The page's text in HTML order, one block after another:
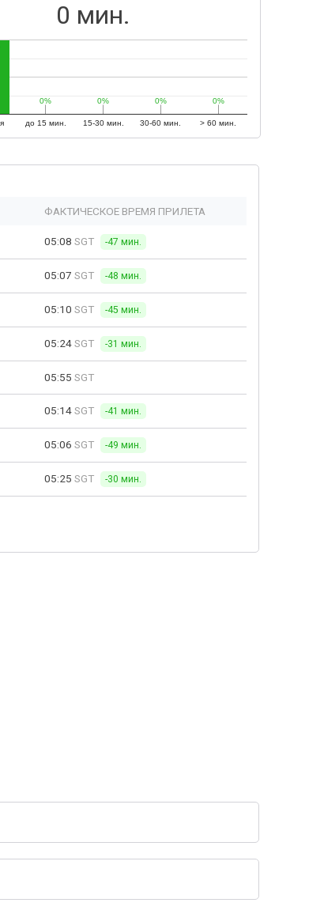
0 мин.
до 15 мин. 15-30 мин. 30-60 мин. > 60 мин.
0%
0% 0%
0% 0%
0% 0%
0%
ФАКТИЧЕСКОЕ ВРЕМЯ ПРИЛЕТА
05:08 SGT -47 мин.
05:07 SGT -48 мин.
05:10 SGT -45 мин.
05:24SGT -31 мин.
05:55 SGT
05:14SGT -41 мин.
05:06 SGT -49 мин.
05:25 SGT -30 мин.